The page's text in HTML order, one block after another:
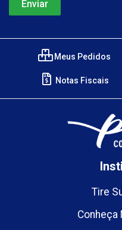
Meus Pedidos
Notas Fiscais
Tire
Conheça